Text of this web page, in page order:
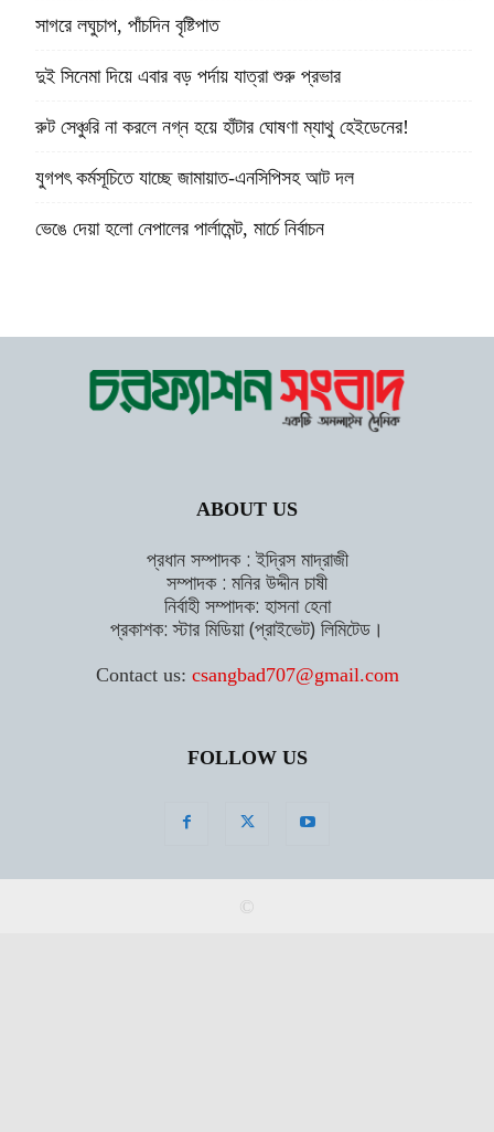
সাগরে লঘুচাপ, পাঁচদিন বৃষ্টিপাত
দুই সিনেমা দিয়ে এবার বড় পর্দায় যাত্রা শুরু প্রভার
রুট সেঞ্চুরি না করলে নগ্ন হয়ে হাঁটার ঘোষণা ম্যাথু হেইডেনের!
যুগপৎ কর্মসূচিতে যাচ্ছে জামায়াত-এনসিপিসহ আট দল
ভেঙে দেয়া হলো নেপালের পার্লামেন্ট, মার্চে নির্বাচন
ABOUT US
প্রধান সম্পাদক : ইদ্রিস মাদ্রাজী
সম্পাদক : মনির উদ্দীন চাষী
নির্বাহী সম্পাদক: হাসনা হেনা
প্রকাশক: স্টার মিডিয়া (প্রাইভেট) লিমিটেড।
Contact us: csangbad707@gmail.com
FOLLOW US
©